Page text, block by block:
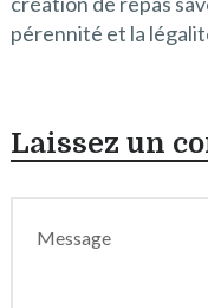
pérennité et la
Laissez un